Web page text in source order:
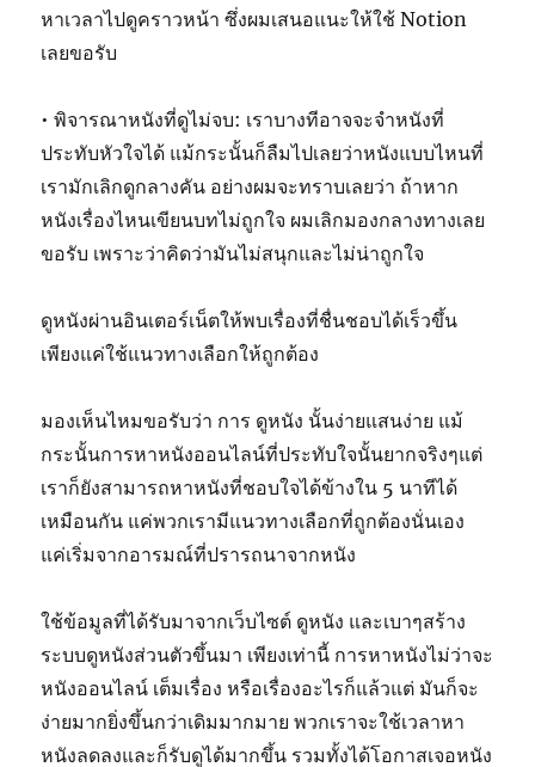
หาเวลาไปดูคราวหน้า ซึ่งผมเสนอแนะให้ใช้ Notion
เลยขอรับ
• พิจารณาหนังที่ดูไม่จบ: เราบางทีอาจจะจำหนังที่
ประทับหัวใจได้ แม้กระนั้นก็ลืมไปเลยว่าหนังแบบไหนที่
เรามักเลิกดูกลางคัน อย่างผมจะทราบเลยว่า ถ้าหาก
หนังเรื่องไหนเขียนบทไม่ถูกใจ ผมเลิกมองกลางทางเลย
ขอรับ เพราะว่าคิดว่ามันไม่สนุกและไม่น่าถูกใจ
ดูหนังผ่านอินเตอร์เน็ตให้พบเรื่องที่ชื่นชอบได้เร็วขึ้น
เพียงแค่ใช้แนวทางเลือกให้ถูกต้อง
มองเห็นไหมขอรับว่า การ ดูหนัง นั้นง่ายแสนง่าย แม้
กระนั้นการหาหนังออนไลน์ที่ประทับใจนั้นยากจริงๆแต่
เราก็ยังสามารถหาหนังที่ชอบใจได้ข้างใน 5 นาทีได้
เหมือนกัน แค่พวกเรามีแนวทางเลือกที่ถูกต้องนั่นเอง
แค่เริ่มจากอารมณ์ที่ปรารถนาจากหนัง
ใช้ข้อมูลที่ได้รับมาจากเว็บไซต์ ดูหนัง และเบาๆสร้าง
ระบบดูหนังส่วนตัวขึ้นมา เพียงเท่านี้ การหาหนังไม่ว่าจะ
หนังออนไลน์ เต็มเรื่อง หรือเรื่องอะไรก็แล้วแต่ มันก็จะ
ง่ายมากยิ่งขึ้นกว่าเดิมมากมาย พวกเราจะใช้เวลาหา
หนังลดลงและก็รับดูได้มากขึ้น รวมทั้งได้โอกาสเจอหนัง